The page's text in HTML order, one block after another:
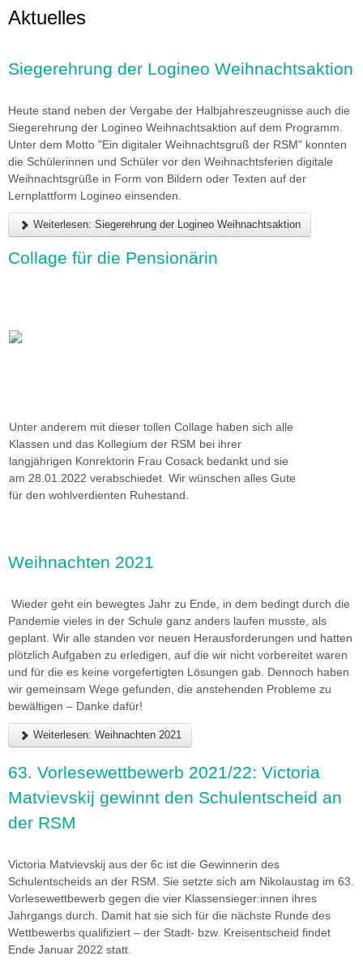
Aktuelles
Siegerehrung der Logineo Weihnachtsaktion
Heute stand neben der Vergabe der Halbjahreszeugnisse auch die
Siegerehrung der Logineo Weihnachtsaktion auf dem Programm.
Unter dem Motto "Ein digitaler Weihnachtsgruß der RSM" konnten
die Schülerinnen und Schüler vor den Weihnachtsferien digitale
Weihnachtsgrüße in Form von Bildern oder Texten auf der
Lernplattform Logineo einsenden.
Weiterlesen: Siegerehrung der Logineo Weihnachtsaktion
Collage für die Pensionärin
Unter anderem mit dieser tollen Collage haben sich alle
Klassen und das Kollegium der RSM bei ihrer
langjährigen Konrektorin Frau Cosack bedankt und sie
am 28.01.2022 verabschiedet. Wir wünschen alles Gute
für den wohlverdienten Ruhestand.
Weihnachten 2021
Wieder geht ein bewegtes Jahr zu Ende, in dem bedingt durch die
Pandemie vieles in der Schule ganz anders laufen musste, als
geplant. Wir alle standen vor neuen Herausforderungen und hatten
plötzlich Aufgaben zu erledigen, auf die wir nicht vorbereitet waren
und für die es keine vorgefertigten Lösungen gab. Dennoch haben
wir gemeinsam Wege gefunden, die anstehenden Probleme zu
bewältigen – Danke dafür!
Weiterlesen: Weihnachten 2021
63. Vorlesewettbewerb 2021/22: Victoria
Matvievskij gewinnt den Schulentscheid an
der RSM
Victoria Matvievskij aus der 6c ist die Gewinnerin des
Schulentscheids an der RSM. Sie setzte sich am Nikolaustag im 63.
Vorlesewettbewerb gegen die vier Klassensieger:innen ihres
Jahrgangs durch. Damit hat sie sich für die nächste Runde des
Wettbewerbs qualifiziert – der Stadt- bzw. Kreisentscheid findet
Ende Januar 2022 statt.